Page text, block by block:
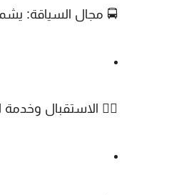
🚍 مجال السياقة:
🙋‍♂️ الاستقبال وخدمة